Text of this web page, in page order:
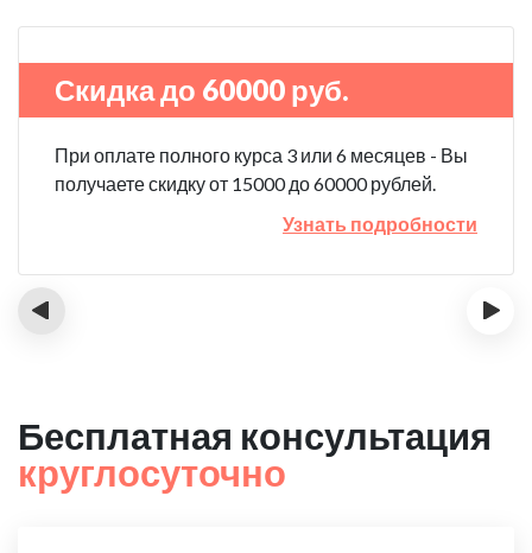
Скидка до 60000 руб.
При оплате полного курса 3 или 6 месяцев - Вы
получаете скидку от 15000 до 60000 рублей.
Узнать подробности
‹ ›
Бесплатная консультация
круглосуточно